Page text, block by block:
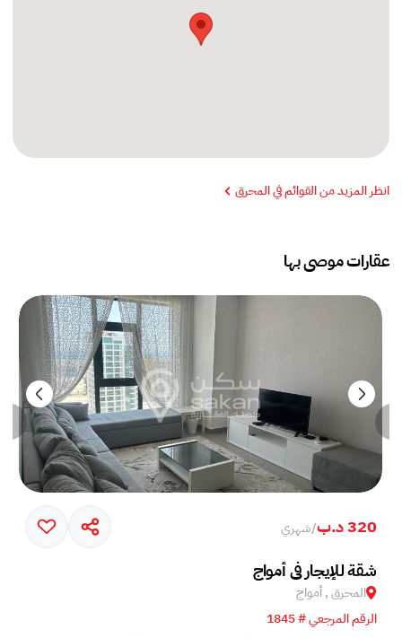
انظر المزيد من القوائم في المحرق
عقارات موصى بها
في جزيرة أمواج
320 د.ب /شهري
شقة للإيجار في أمواج
المحرق , أمواج
الرقم المرجعي # 1845